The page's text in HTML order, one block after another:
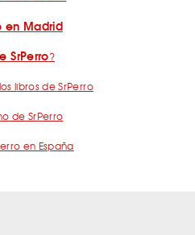
en Madrid
SrPerro?
libros de SrPerro
de SrPerro
en España